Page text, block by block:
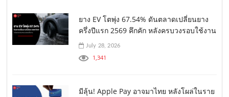
ยาง EV โตพุ่ง 67.54% ดันตลาดเปลี่ยนยาง
ครึ่งปีแรก 2569 คึกคัก หลังครบวงรอบใช้งาน
July 28, 2026
1,341
มีลุ้น! Apple Pay อาจมาไทย หลังโผล่ในราย